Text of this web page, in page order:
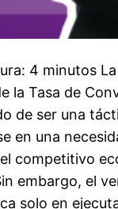
4 minutos La
la Tasa de
de ser una
en una
competitivo
embargo, el
solo en